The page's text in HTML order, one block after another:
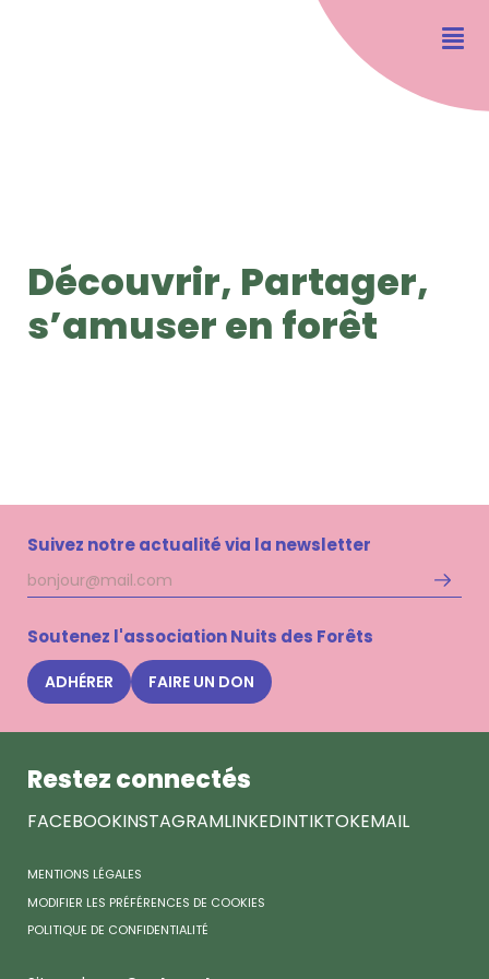
Découvrir, Partager,
s’amuser en forêt
Suivez notre actualité via la newsletter
Adresse
mail
Soutenez l'association Nuits des Forêts
ADHÉRER FAIRE UN DON
Restez connectés
FACEBOOKINSTAGRAMLINKEDINTIKTOKEMAIL
MENTIONS LÉGALES
MODIFIER LES PRÉFÉRENCES DE COOKIES
POLITIQUE DE CONFIDENTIALITÉ